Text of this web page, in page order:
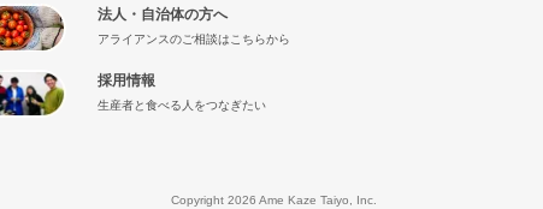
法人・自治体の方へ
アライアンスのご相談はこちらから
採用情報
生産者と食べる人をつなぎたい
Copyright 2026 Ame Kaze Taiyo, Inc.